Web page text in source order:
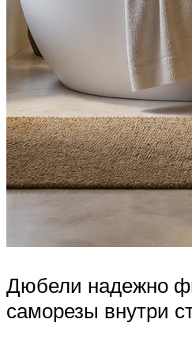
Дюбели надежно
саморезы внутри